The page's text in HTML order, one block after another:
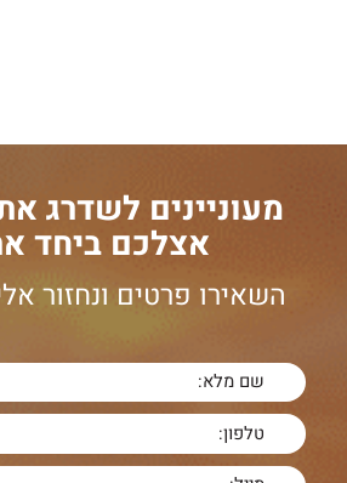
מעוניינים לשדרג
אצלכם ביחד
השאירו פרטים ונחזור